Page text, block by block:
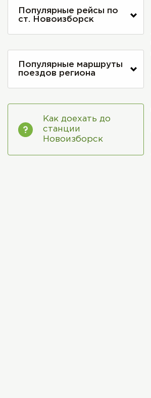
Популярные рейсы по
ст. Новоизборск
Популярные маршруты
поездов региона
Как доехать до
станции
Новоизборск